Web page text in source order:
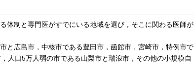
制と専門医がすでにいる地域を選び，そこに関わる医師が
広島市，中核市である豊田市，函館市，宮崎市，特例市で
人口5万人弱の市である山梨市と瑞浪市，その他の小規模自